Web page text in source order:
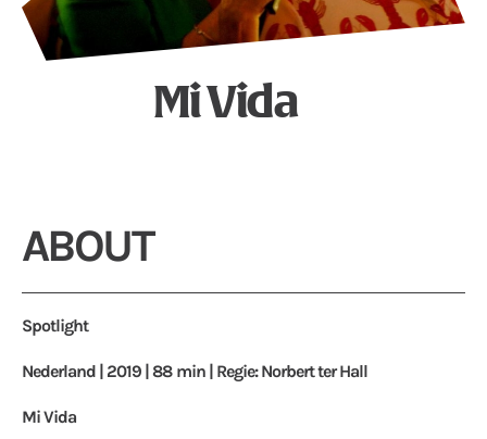
Mi Vida
ABOUT
Spotlight
Nederland | 2019 | 88 min | Regie: Norbert ter Hall
Mi Vida